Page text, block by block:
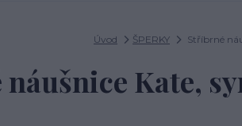
Úvod ŠPERKY Stříbrné
Kate,